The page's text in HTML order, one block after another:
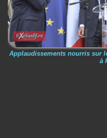
Applaudissements nourris sur
à